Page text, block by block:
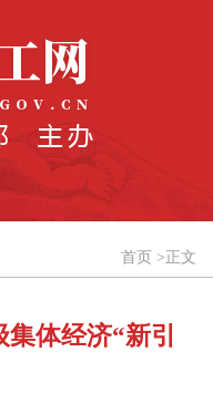
首页 > 正文
体经济“新引